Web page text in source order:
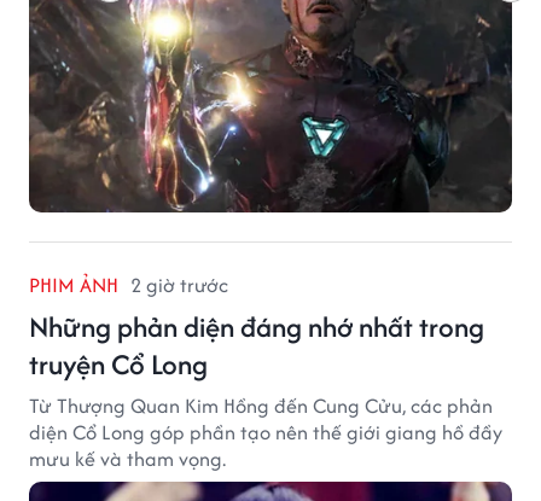
PHIM ẢNH 2 giờ trước
Những phản diện đáng nhớ nhất trong
truyện Cổ Long
Từ Thượng Quan Kim Hồng đến Cung Cửu, các phản
diện Cổ Long góp phần tạo nên thế giới giang hồ đầy
mưu kế và tham vọng.